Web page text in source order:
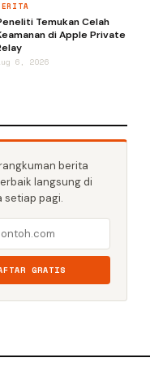
Temukan Celah
di Apple Private
6, 2026
berita
langsung di
setiap pagi.
GRATIS